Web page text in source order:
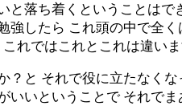
と落ち着くということは
強したら これ頭の中で全
れではこれとこれは違い
？と それで役に立たなく
いいということで それで